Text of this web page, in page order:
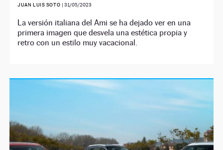
JUAN LUIS SOTO | 31/05/2023
La versión italiana del Ami se ha dejado ver en una
primera imagen que desvela una estética propia y
retro con un estilo muy vacacional.